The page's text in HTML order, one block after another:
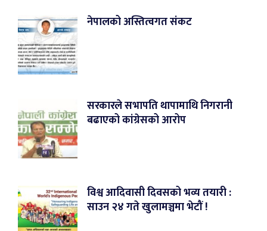
नेपालको अस्तित्वगत संकट
सरकारले सभापति थापामाथि निगरानी
बढाएको कांग्रेसको आरोप
विश्व आदिवासी दिवसको भव्य तयारी :
साउन २४ गते खुलामञ्चमा भेटौं !